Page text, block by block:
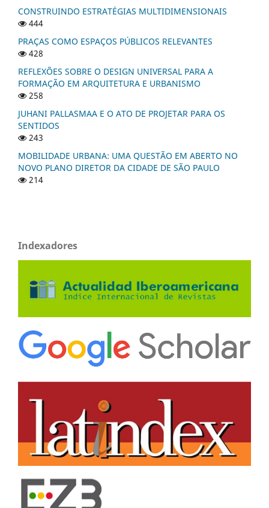
CONSTRUINDO ESTRATÉGIAS MULTIDIMENSIONAIS
444
PRAÇAS COMO ESPAÇOS PÚBLICOS RELEVANTES
428
REFLEXÕES SOBRE O DESIGN UNIVERSAL PARA A
FORMAÇÃO EM ARQUITETURA E URBANISMO
258
JUHANI PALLASMAA E O ATO DE PROJETAR PARA OS
SENTIDOS
243
MOBILIDADE URBANA: UMA QUESTÃO EM ABERTO NO
NOVO PLANO DIRETOR DA CIDADE DE SÃO PAULO
214
Indexadores